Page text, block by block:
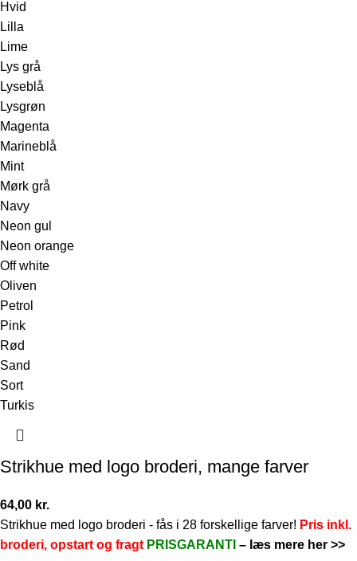
Hvid
Lilla
Lime
Lys grå
Lyseblå
Lysgrøn
Magenta
Marineblå
Mint
Mørk grå
Navy
Neon gul
Neon orange
Off white
Oliven
Petrol
Pink
Rød
Sand
Sort
Turkis
Strikhue med logo broderi, mange farver
64,00 kr.
Strikhue med logo broderi - fås i 28 forskellige farver! Pris inkl.
broderi, opstart og fragt PRISGARANTI – læs mere her >>